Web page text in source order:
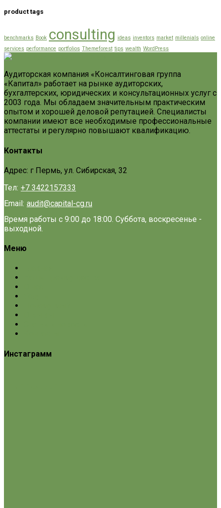
product tags
benchmarks Book consulting ideas inventors market millenials online
services performance portfolios Themeforest tips wealth WordPress
Аудиторская компания «Консалтинговая группа
«Капитал» работает на рынке аудиторских,
бухгалтерских, юридических и консультационных услуг с
2003 года. Мы обладаем значительным практическим
опытом и хорошей деловой репутацией. Специалисты
компании имеют все необходимые профессиональные
аттестаты и регулярно повышают квалификацию.
Контакты
Адрес: г Пермь, ул. Сибирская, 32
Тел: +7 3422157333
Email: audit@capital-cg.ru
Время работы с 9:00 до 18:00. Суббота, воскресенье -
выходной.
Меню
Инстаграмм